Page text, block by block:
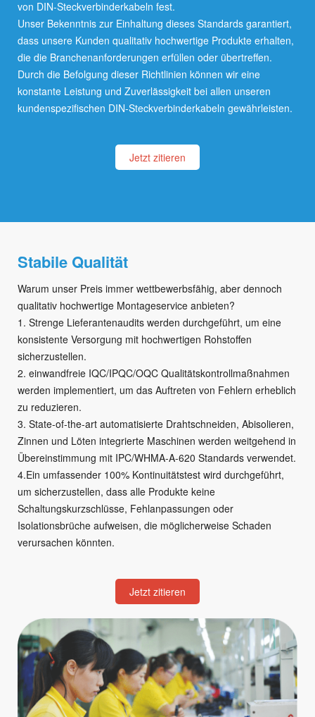
von DIN-Steckverbinderkabeln fest.
Unser Bekenntnis zur Einhaltung dieses Standards garantiert,
dass unsere Kunden qualitativ hochwertige Produkte erhalten,
die die Branchenanforderungen erfüllen oder übertreffen.
Durch die Befolgung dieser Richtlinien können wir eine
konstante Leistung und Zuverlässigkeit bei allen unseren
kundenspezifischen DIN-Steckverbinderkabeln gewährleisten.
Jetzt zitieren
Stabile Qualität
Warum unser Preis immer wettbewerbsfähig, aber dennoch
qualitativ hochwertige Montageservice anbieten?
1. Strenge Lieferantenaudits werden durchgeführt, um eine
konsistente Versorgung mit hochwertigen Rohstoffen
sicherzustellen.
2. einwandfreie IQC/IPQC/OQC Qualitätskontrollmaßnahmen
werden implementiert, um das Auftreten von Fehlern erheblich
zu reduzieren.
3. State-of-the-art automatisierte Drahtschneiden, Abisolieren,
Zinnen und Löten integrierte Maschinen werden weitgehend in
Übereinstimmung mit IPC/WHMA-A-620 Standards verwendet.
4.Ein umfassender 100% Kontinuitätstest wird durchgeführt,
um sicherzustellen, dass alle Produkte keine
Schaltungskurzschlüsse, Fehlanpassungen oder
Isolationsbrüche aufweisen, die möglicherweise Schaden
verursachen könnten.
Jetzt zitieren